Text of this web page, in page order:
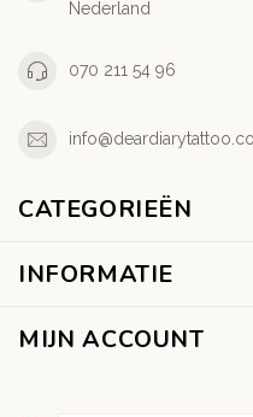
Nederland
070 211 54 96
CATEGORIEËN
INFORMATIE
MIJN ACCOUNT